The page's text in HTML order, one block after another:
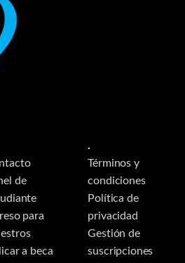
de
para
a beca
.
Términos y
condiciones
Política de
privacidad
Gestión de
suscripciones